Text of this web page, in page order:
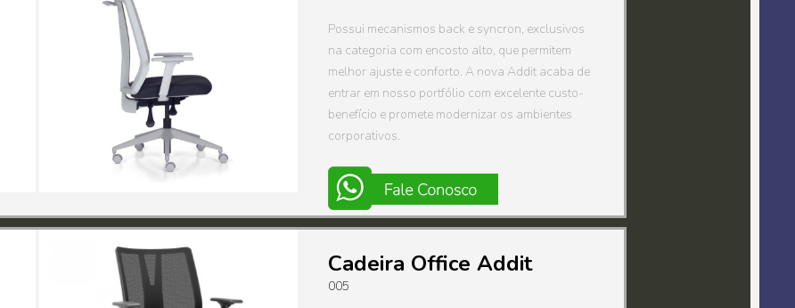
Possui mecanismos back e syncron, exclusivos
na categoria com encosto alto, que permitem
melhor ajuste e conforto. A nova Addit acaba de
entrar em nosso portfólio com excelente custo-
benefício e promete modernizar os ambientes
corporativos.
Cadeira Office Addit
005